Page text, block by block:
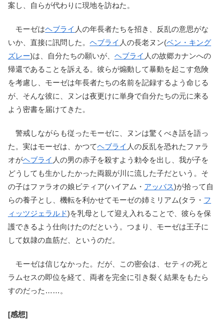
案し、自らが代わりに現地を訪ねた。
モーゼはヘブライ 人の年長者たちを招き、反乱の意思がな
いか、直接に訊問した。 ヘブライ 人の長老ヌン(ベン・キング
ズレー)は、自分たちの願いが、 ヘブライ 人の故郷カナンへの
帰還であることを訴える。彼らが煽動して暴動を起こす危険
を考慮し、モーゼは年長者たちの名前を記録するよう命じる
が、そんな彼に、ヌンは夜更けに単身で自分たちの元に来る
よう密書を届けてきた。
警戒しながらも従ったモーゼに、ヌンは驚くべき話を語っ
た。実はモーゼは、かつてヘブライ 人の反乱を恐れたファラ
オがヘブライ 人の男の赤子を殺すよう勅令を出し、我が子を
どうしても生かしたかった両親が川に流した子だという。そ
の子はファラオの娘ビティア(ハイアム・ アッバス)が拾って自
らの養子とし、機転を利かせてモーゼの姉ミリアム(タラ・ フ
ィッツジェラルド)を乳母として迎え入れることで、彼らを保
護できるよう仕向けたのだという。つまり、モーゼは王子に
して奴隷の血筋だ、というのだ。
モーゼは信じなかった。だが、この密会は、セティの死と
ラムセスの即位を経て、両者を完全に引き裂く結果をもたら
すのだった……。
[感想]